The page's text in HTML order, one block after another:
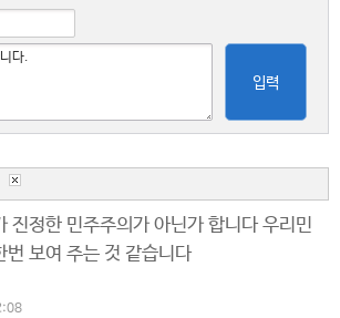
입력
진정한 민주주의가 아닌가 합니다 우리민
번 보여 주는 것 같습니다